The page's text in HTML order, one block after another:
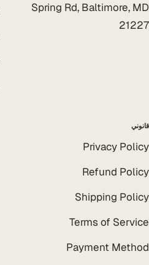
Spring Rd, Baltimore, MD
21227
قانوني
Privacy Policy
Refund Policy
Shipping Policy
Terms of Service
Payment Method